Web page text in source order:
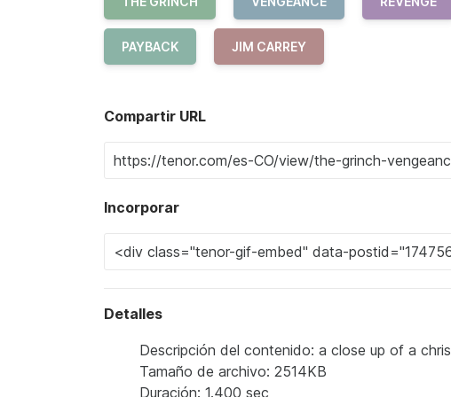
PAYBACK JIM CARREY
Compartir URL
Incorporar
Detalles
Descripción del contenido: a close up of a
Tamaño de archivo: 2514KB
Duración: 1.400 sec